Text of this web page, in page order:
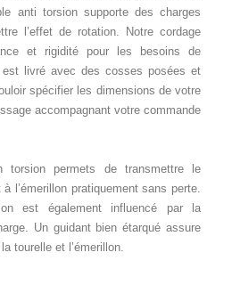
anti torsion supporte des charges
l’effet de rotation. Notre cordage
et rigidité pour les besoins de
est livré avec des cosses posées et
spécifier les dimensions de votre
accompagnant votre commande
torsion permets de transmettre le
à l’émerillon pratiquement sans perte.
est également influencé par la
Un guidant bien étarqué assure
tourelle et l’émerillon.